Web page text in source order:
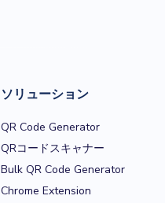
ソリューション
QR Code Generator
QRコードスキャナー
Bulk QR Code Generator
Chrome Extension